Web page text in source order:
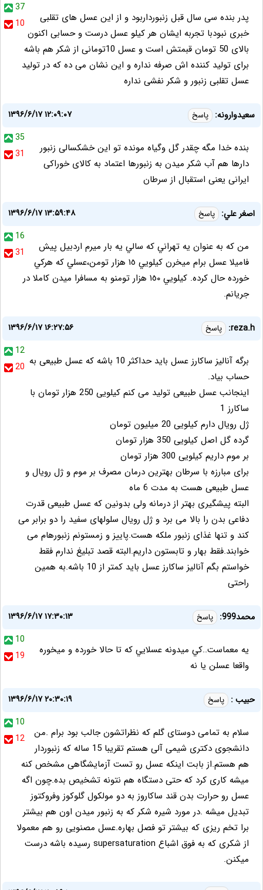
37
10
پدر بنده سی سال قبل زنبورداربود و از این عسل های تقلبی
خبری نبودبا تجربه ایشان هر کیلو عسل درست و حسابی اکنون
بالای 50 تومان قبمتش است و عسل 10تومانی از شکر هم باشه
برای تولید کننده اش صرفه نداره و اين نشان می ده که در تولید
عسل تقلبی زنبور و شکر نفشی نداره
سعیدوارونه: پاسخ
۱۳۹۶/۶/۱۷ ۱۲:۰۹:۰۷
35
31
بنده خدا مگه چقدر گل وگیاه مونده تو این خشکسالی زنبور
دارها هم آب شکر میدن به زنبورها اعتماد به کالای خوراکی
ایرانی یعنی استقبال از سرطان
اصغر علي: پاسخ
۱۳۹۶/۶/۱۷ ۱۳:۵۹:۴۸
16
31
من كه به عنوان يه تهراني كه سالي يه بار ميرم اردبيل پيش
فاميلا عسل برام ميخرن كيلويي ١٥ هزار تومن،عسلي كه هركي
خورده حال كرده. كيلويي ١٥٠ هزار تومنو به مسافرا ميدن كاملا در
جريانم.
reza.h: پاسخ
۱۳۹۶/۶/۱۷ ۱۶:۲۷:۵۶
12
20 برگه آنالیز ساکارز عسل باید حداکثر 10 باشه که عسل طبیعی به
حساب بیاد.
اینجانب عسل طبیعی تولید می کنم کیلویی 250 هزار تومان با
ساکارز 1
ژل رویال دارم کیلویی 20 میلیون تومان
گرده گل اصل کیلویی 350 هزار تومان
بر موم داریم کیلویی 300 هزار تومان
برای مبارزه با سرطان بهترین درمان مصرف بر موم و ژل رویال و
عسل طبیعی هست به مدت 6 ماه
البته پیشگیری بهتر از درمانه ولی بدونین که عسل طبیعی قدرت
دفاعی بدن را بالا می برد و ژل رویال سلولهای سفید را دو برابر می
کند و تنها غذای زنبور ملکه هست.پاییز و زمستونم زنبورهام می
خوابند.فقط بهار و تابستون داریم.البته قصد تبلیغ ندارم فقط
خواستم بگم آنالیز ساکارز عسل باید کمتر از 10 باشه.به همین
راحتی
محمد999: پاسخ
۱۳۹۶/۶/۱۷ ۱۷:۳۰:۱۳
10
19
يه معماست..کي ميدونه عسلايي که تا حالا خورده و ميخوره
واقعا عسلن يا نه
حبیب : پاسخ
۱۳۹۶/۶/۱۷ ۲۰:۳۰:۱۹
10
12
سلام به تمامی دوستای گلم که نظراتشون جالب بود برام .من
دانشجوی دکتری شیمی آلی هستم تقریبا 15 ساله که زنبوردار
هم هستم.از بابت اینکه عسل رو تست آزمایشگاهی مشخص کنه
میشه کاری کرد که حتی دستگاه هم نتونه تشخیص بده.چون اگه
عسل رو حرارت بدن قند ساکاروز به دو مولکول گلوکوز وفروکتوز
تبدیل میشه .در مورد شیره شکر که به زنبور میدن اون هم بیشتر
برا تخم ریزی که بیشتر تو فصل بهاره.عسل مصنویی رو هم معمولا
از شکری که به فوق اشباع supersaturation رسیده باشه درست
میکنن.